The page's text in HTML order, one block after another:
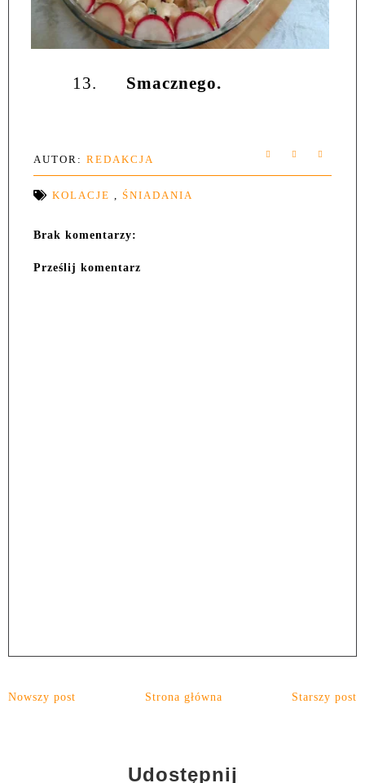
13. Smacznego.
AUTOR: REDAKCJA
KOLACJE ŚNIADANIA
Brak komentarzy:
Prześlij komentarz
Nowszy post Starszy post
Strona główna
Udostępnij